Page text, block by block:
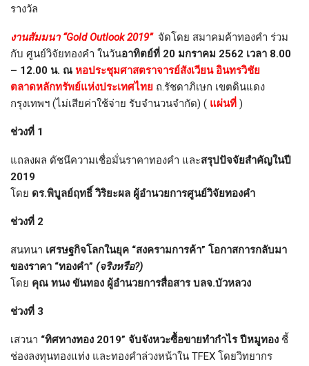
รางวัล
งานสัมมนา “Gold Outlook 2019” จัดโดย สมาคมค้าทองคำ ร่วม
กับ ศูนย์วิจัยทองคำ ในวันอาทิตย์ที่ 20 มกราคม 2562 เวลา 8.00
– 12.00 น. ณ หอประชุมศาสตราจารย์สังเวียน อินทรวิชัย
ตลาดหลักทรัพย์แห่งประเทศไทย ถ.รัชดาภิเษก เขตดินแดง
กรุงเทพฯ (ไม่เสียค่าใช้จ่าย รับจำนวนจำกัด) ( แผ่นที่ )
ช่วงที่ 1
แถลงผล ดัชนีความเชื่อมั่นราคาทองคำ และสรุปปัจจัยสำคัญในปี
2019
โดย ดร.พิบูลย์ฤทธิ์ วิริยะผล ผู้อำนวยการศูนย์วิจัยทองคำ
ช่วงที่ 2
สนทนา เศรษฐกิจโลกในยุค “สงครามการค้า” โอกาสการกลับมา
ของราคา “ทองคำ” (จริงหรือ?)
โดย คุณ ทนง ขันทอง ผู้อำนวยการสื่อสาร บลจ.บัวหลวง
ช่วงที่ 3
เสวนา “ทิศทางทอง 2019” จับจังหวะซื้อขายทำกำไร ปีหมูทอง ชี้
ช่องลงทุนทองแท่ง และทองคำล่วงหน้าใน TFEX โดยวิทยากร